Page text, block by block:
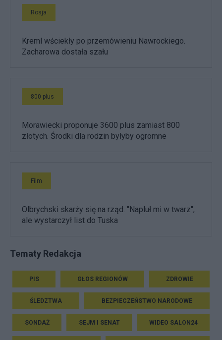
Rosja
Kreml wściekły po przemówieniu Nawrockiego.
Zacharowa dostała szału
800 plus
Morawiecki proponuje 3600 plus zamiast 800
złotych. Środki dla rodzin byłyby ogromne
Film
Olbrychski skarży się na rząd. "Napluł mi w twarz",
ale wystarczył list do Tuska
Tematy Redakcja
PIS GŁOS REGIONÓW ZDROWIE
ŚLEDZTWA BEZPIECZEŃSTWO NARODOWE
SONDAŻ SEJM I SENAT WIDEO SALON24